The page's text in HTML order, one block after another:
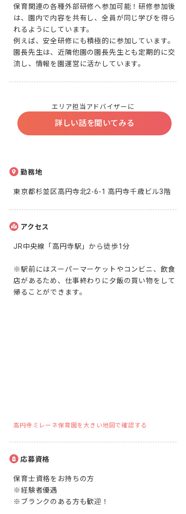
保育関連の各種外部研修へ参加可能！研修参加後
は、園内で内容を共有し、全員が同じ学びを得ら
れるようにしています。
例えば、安全研修にも積極的に参加しています。
園長先生は、近隣他園の園長先生とも定期的に交
流し、情報を園運営に活かしています。
エリア担当アドバイザーに
詳しい話を聞いてみる
勤務地
東京都杉並区高円寺北2-6-1 高円寺千歳ビル3階
アクセス
JR中央線「高円寺駅」から徒歩1分
※駅前にはスーパーマーケットやコンビニ、飲食
店があるため、仕事終わりに夕飯の買い物をして
帰ることができます。
高円寺ミレーネ保育園を大きい地図で確認する
応募資格
保育士資格をお持ちの方
※経験者優遇
※ブランクのある方も歓迎！